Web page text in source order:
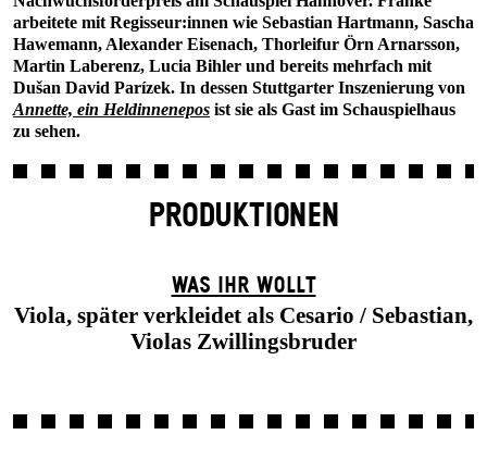
arbeitete mit Regisseur:innen wie Sebastian Hartmann, Sascha
Hawemann, Alexander Eisenach, Thorleifur Örn Arnarsson,
Martin Laberenz, Lucia Bihler und bereits mehrfach mit
Dušan David Parízek. In dessen Stuttgarter Inszenierung von
Annette, ein Heldinnenepos ist sie als Gast im Schauspielhaus
zu sehen.
PRODUKTIONEN
WAS IHR WOLLT
Viola, später verkleidet als Cesario / Sebastian,
Violas Zwillingsbruder